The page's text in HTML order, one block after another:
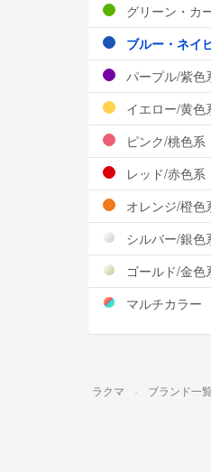
グリーン・カ
ブルー・ネイ
パープル/紫色
イエロー/黄色
ピンク/桃色系
レッド/赤色系
オレンジ/橙色
シルバー/銀色
ゴールド/金色
マルチカラー
ラクマ ブランド一覧